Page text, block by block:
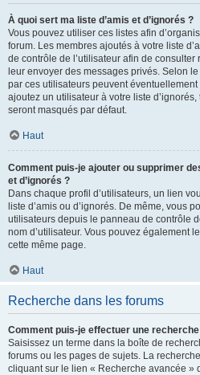
À quoi sert ma liste d’amis et d’ignorés ?
Vous pouvez utiliser ces listes afin
forum. Les membres ajoutés à votre liste
de contrôle de l’utilisateur afin de
leur envoyer des messages privés. Selon
par ces utilisateurs peuvent
ajoutez un utilisateur à votre liste
seront masqués par défaut.
Haut
Comment puis-je ajouter ou supprimer
et d’ignorés ?
Dans chaque profil d’utilisateurs, un lien
liste d’amis ou d’ignorés. De même, vous
utilisateurs depuis le panneau de contrôle
nom d’utilisateur. Vous pouvez également
cette même page.
Haut
Recherche dans les forums
Comment puis-je effectuer une
Saisissez un terme dans la boîte de
forums ou les pages de sujets. La
cliquant sur le lien « Recherche avancée »